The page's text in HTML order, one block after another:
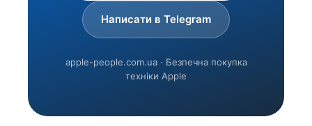
Написати в Telegram
apple-people.com.ua · Безпечна покупка
техніки Apple